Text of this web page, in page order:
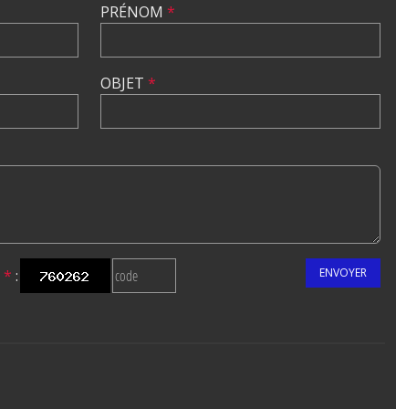
PRÉNOM *
OBJET *
* : ENVOYER